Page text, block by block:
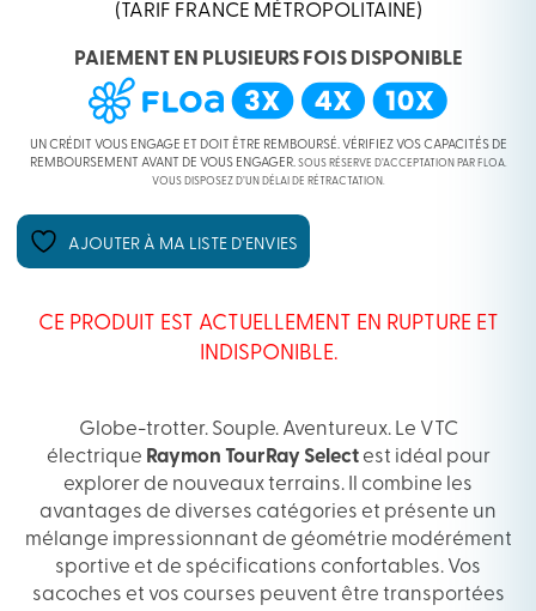
(TARIF FRANCE MÉTROPOLITAINE)
PAIEMENT EN PLUSIEURS FOIS DISPONIBLE
UN CRÉDIT VOUS ENGAGE ET DOIT ÊTRE REMBOURSÉ. VÉRIFIEZ VOS CAPACITÉS DE
REMBOURSEMENT AVANT DE VOUS ENGAGER. SOUS RÉSERVE D’ACCEPTATION PAR FLOA.
VOUS DISPOSEZ D’UN DÉLAI DE RÉTRACTATION.
AJOUTER À MA LISTE D’ENVIES
CE PRODUIT EST ACTUELLEMENT EN RUPTURE ET
INDISPONIBLE.
Globe-trotter. Souple. Aventureux. Le VTC
électrique Raymon TourRay Selectest idéal pour
explorer de nouveaux terrains. Il combine les
avantages de diverses catégories et présente un
mélange impressionnant de géométrie modérément
sportive et de spécifications confortables. Vos
sacoches et vos courses peuvent être transportées